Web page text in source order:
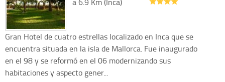
Gran Hotel de cuatro estrellas localizado en Inca que se
encuentra situada en la isla de Mallorca. Fue inaugurado
en el 98 y se reformó en el 06 modernizando sus
habitaciones y aspecto gener...